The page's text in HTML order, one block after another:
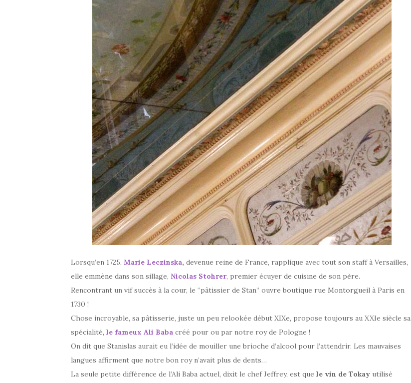
Lorsqu’en 1725, Marie Leczinska, devenue reine de France, rapplique avec tout son staff à Versailles,
elle emmène dans son sillage, Nicolas Stohrer, premier écuyer de cuisine de son père.
Rencontrant un vif succès à la cour, le “pâtissier de Stan” ouvre boutique rue Montorgueil à Paris en
1730 !
Chose incroyable, sa pâtisserie, juste un peu relookée début XIXe, propose toujours au XXIe siècle sa
spécialité, le fameux Ali Baba créé pour ou par notre roy de Pologne !
On dit que Stanislas aurait eu l’idée de mouiller une brioche d’alcool pour l’attendrir. Les mauvaises
langues affirment que notre bon roy n’avait plus de dents…
La seule petite différence de l’Ali Baba actuel, dixit le chef Jeffrey, est que le vin de Tokay utilisé